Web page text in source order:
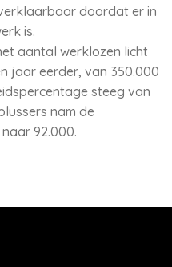
doordat er in
is.
aantal werklozen licht
jaar eerder, van 350.000
steeg van
nam de
92.000.